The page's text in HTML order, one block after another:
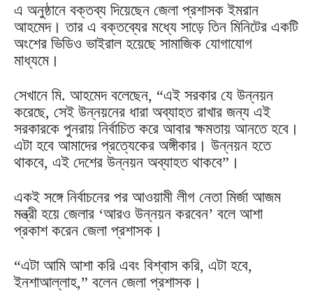
এ অনুষ্ঠানে বক্তব্য দিয়েছেন জেলা প্রশাসক ইমরান
আহমেদ। তার এ বক্তব্যের মধ্যে সাড়ে তিন মিনিটের একটি
অংশের ভিডিও ভাইরাল হয়েছে সামাজিক যোগাযোগ
মাধ্যমে।
সেখানে মি. আহমেদ বলেছেন, “এই সরকার যে উন্নয়ন
করেছে, সেই উন্নয়নের ধারা অব্যাহত রাখার জন্য এই
সরকারকে পুনরায় নির্বাচিত করে আবার ক্ষমতায় আনতে হবে।
এটা হবে আমাদের প্রত্যেকের অঙ্গীকার। উন্নয়ন হতে
থাকবে, এই দেশের উন্নয়ন অব্যাহত থাকবে”।
একই সঙ্গে নির্বাচনের পর আওয়ামী লীগ নেতা মির্জা আজম
মন্ত্রী হয়ে জেলার ‘আরও উন্নয়ন করবেন’ বলে আশা
প্রকাশ করেন জেলা প্রশাসক।
“এটা আমি আশা করি এবং বিশ্বাস করি, এটা হবে,
ইনশাআল্লাহ,” বলেন জেলা প্রশাসক।